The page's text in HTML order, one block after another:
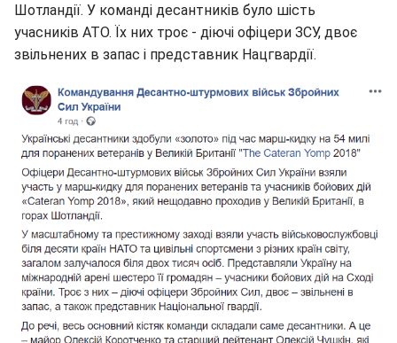
Шотландії. У команді десантників було шість
учасників АТО. Їх них троє - діючі офіцери ЗСУ, двоє
звільнених в запас і представник Нацгвардії.